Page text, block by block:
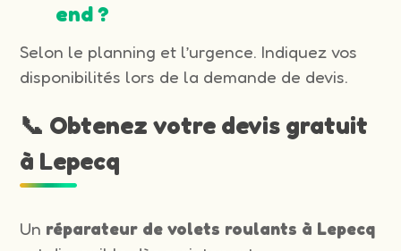
end ?
Selon le planning et l’urgence. Indiquez vos
disponibilités lors de la demande de devis.
📞 Obtenez votre devis gratuit
à Lepecq
Un réparateur de volets roulants à Lepecq